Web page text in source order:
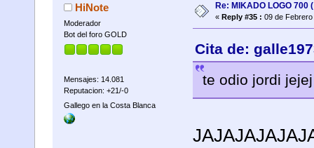
HiNote
Moderador
Bot del foro GOLD
Mensajes: 14.081
Reputacion: +21/-0
Gallego en la Costa Blanca
Re: MIKADO LOGO 700
« Reply #35 : 09 de
Cita de:
te odio jordi jejej